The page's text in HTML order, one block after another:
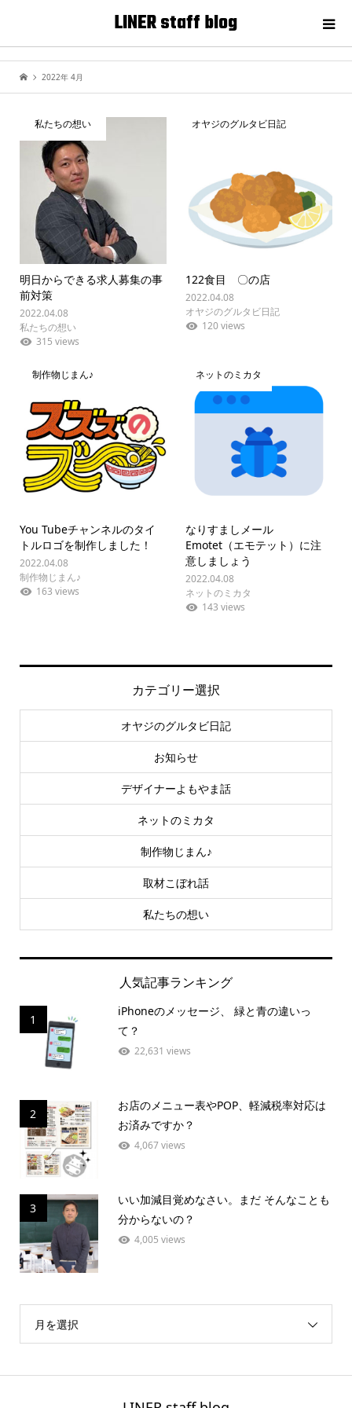
LINER staff blog
2022年 4月
私たちの想い
明日からできる求人募集の事
前対策
2022.04.08
私たちの想い
315 views
オヤジのグルタビ日記
122食目 〇の店
2022.04.08
オヤジのグルタビ日記
120 views
制作物じまん♪
You Tubeチャンネルのタイ
トルロゴを制作しました！
2022.04.08
制作物じまん♪
163 views
ネットのミカタ
なりすましメール
Emotet（エモテット）に注
意しましょう
2022.04.08
ネットのミカタ
143 views
カテゴリー選択
オヤジのグルタビ日記
お知らせ
デザイナーよもやま話
ネットのミカタ
制作物じまん♪
取材こぼれ話
私たちの想い
人気記事ランキング
1
iPhoneのメッセージ、 緑と青の違いっ
て？
22,631 views
2
お店のメニュー表やPOP、軽減税率対応は
お済みですか？
4,067 views
3
いい加減目覚めなさい。まだ そんなことも
分からないの？
4,005 views
月を選択